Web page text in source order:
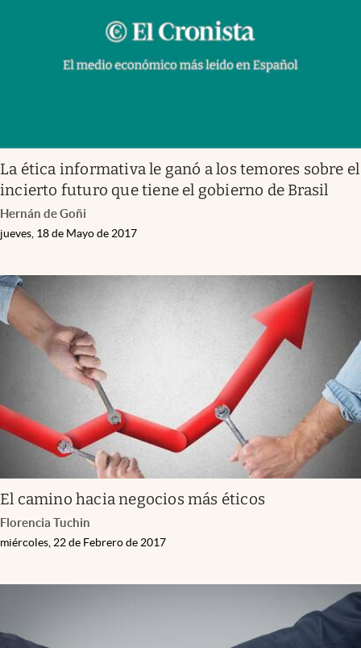
La ética informativa le ganó a los temores sobre el
incierto futuro que tiene el gobierno de Brasil
Hernán de Goñi
jueves, 18 de Mayo de 2017
El camino hacia negocios más éticos
Florencia Tuchin
miércoles, 22 de Febrero de 2017